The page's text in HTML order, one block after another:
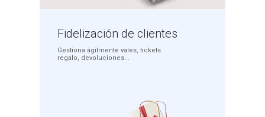
Fidelizaciónde clientes
Gestiona ágilmente vales, tickets
regalo, devoluciones...